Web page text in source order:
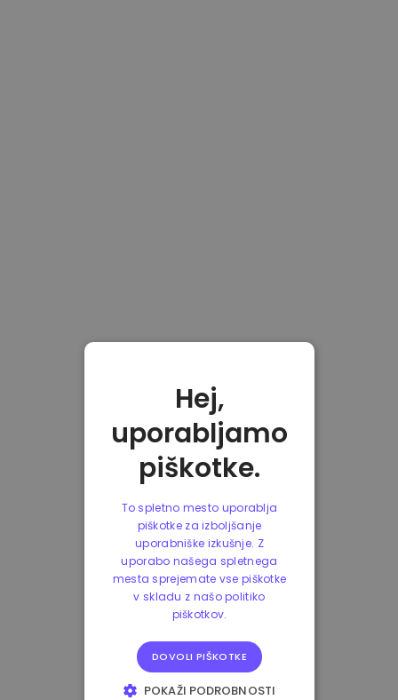
Hej,
uporabljamo
piškotke.
To spletno mesto uporablja
piškotke za izboljšanje
uporabniške izkušnje. Z
uporabo našega spletnega
mesta sprejemate vse piškotke
v skladu z našo politiko
piškotkov.
DOVOLI PIŠKOTKE
POKAŽI PODROBNOSTI